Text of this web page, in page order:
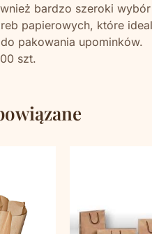
bardzo szeroki wybór
papierowych, które
pakowania upominków.
szt.